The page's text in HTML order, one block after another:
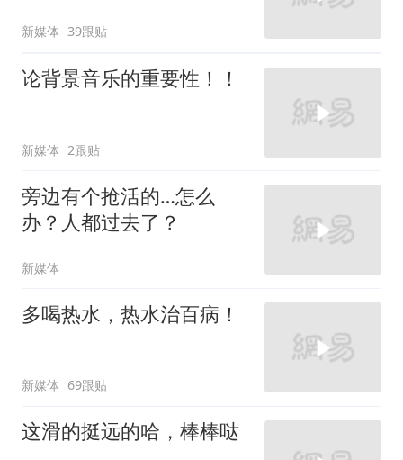
新媒体 39跟贴
论背景音乐的重要性！！
新媒体 2跟贴
旁边有个抢活的…怎么
办？人都过去了？
新媒体
多喝热水，热水治百病！
新媒体 69跟贴
这滑的挺远的哈，棒棒哒